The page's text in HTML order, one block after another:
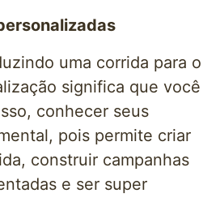
uma corrida para o
significa que você
conhecer seus
pois permite criar
construir campanhas
e ser super